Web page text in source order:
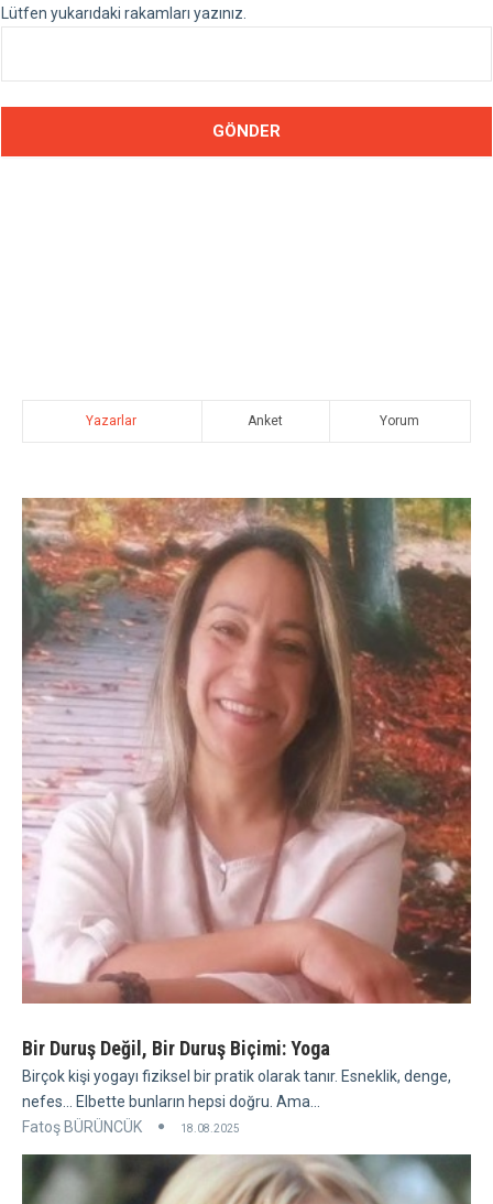
Lütfen yukarıdaki rakamları yazınız.
Yazarlar Anket Yorum
Bir Duruş Değil, Bir Duruş Biçimi: Yoga
Birçok kişi yogayı fiziksel bir pratik olarak tanır. Esneklik, denge,
nefes... Elbette bunların hepsi doğru. Ama...
Fatoş BÜRÜNCÜK
18.08.2025